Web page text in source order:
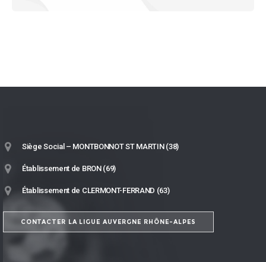
Siège Social – MONTBONNOT ST MARTIN (38)
Établissement de BRON (69)
Établissement de CLERMONT-FERRAND (63)
CONTACTER LA LIGUE AUVERGNE RHÔNE-ALPES